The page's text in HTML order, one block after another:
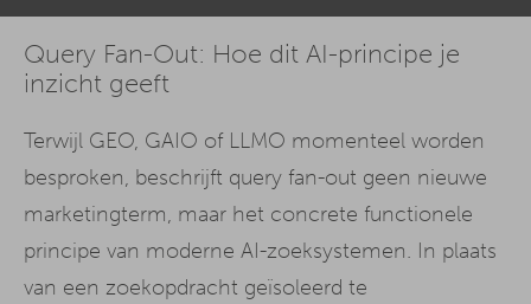
Query Fan-Out: Hoe dit AI-principe je
inzicht geeft
Terwijl GEO, GAIO of LLMO momenteel worden
besproken, beschrijft query fan-out geen nieuwe
marketingterm, maar het concrete functionele
principe van moderne AI-zoeksystemen. In plaats
van een zoekopdracht geïsoleerd te